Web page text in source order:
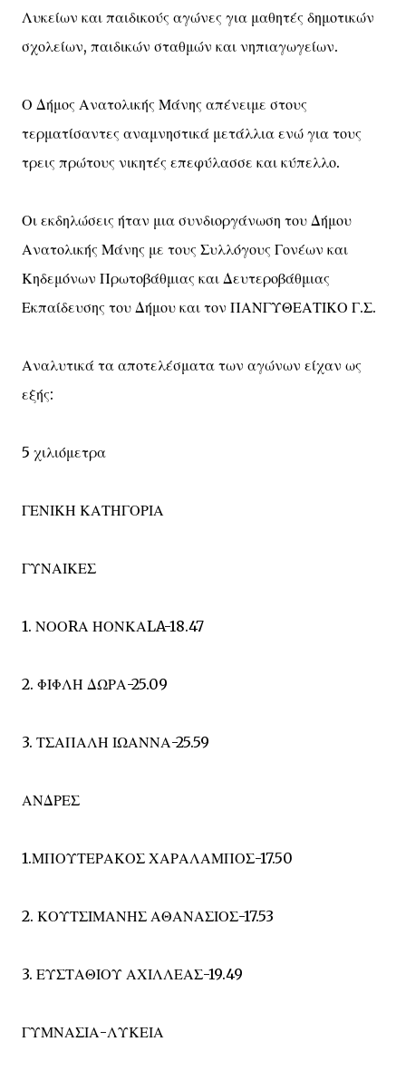
Λυκείων και παιδικούς αγώνες για μαθητές δημοτικών
σχολείων, παιδικών σταθμών και νηπιαγωγείων.
Ο Δήμος Ανατολικής Μάνης απένειμε στους
τερματίσαντες αναμνηστικά μετάλλια ενώ για τους
τρεις πρώτους νικητές επεφύλασσε και κύπελλο.
Οι εκδηλώσεις ήταν μια συνδιοργάνωση του Δήμου
Ανατολικής Μάνης με τους Συλλόγους Γονέων και
Κηδεμόνων Πρωτοβάθμιας και Δευτεροβάθμιας
Εκπαίδευσης του Δήμου και τον ΠΑΝΓΥΘΕΑΤΙΚΟ Γ.Σ.
Αναλυτικά τα αποτελέσματα των αγώνων είχαν ως
εξής:
5 χιλιόμετρα
ΓΕΝΙΚΗ ΚΑΤΗΓΟΡΙΑ
ΓΥΝΑΙΚΕΣ
1. ΝΟΟRΑ ΗΟΝΚΑLA-18.47
2. ΦΙΦΛΗ ΔΩΡΑ-25.09
3. ΤΣΑΠΑΛΗ ΙΩΑΝΝΑ-25.59
ΑΝΔΡΕΣ
1.ΜΠΟΥΤΕΡΑΚΟΣ ΧΑΡΑΛΑΜΠΟΣ-17.50
2. ΚΟΥΤΣΙΜΑΝΗΣ ΑΘΑΝΑΣΙΟΣ-17.53
3. ΕΥΣΤΑΘΙΟΥ ΑΧΙΛΛΕΑΣ-19.49
ΓΥΜΝΑΣΙΑ-ΛΥΚΕΙΑ